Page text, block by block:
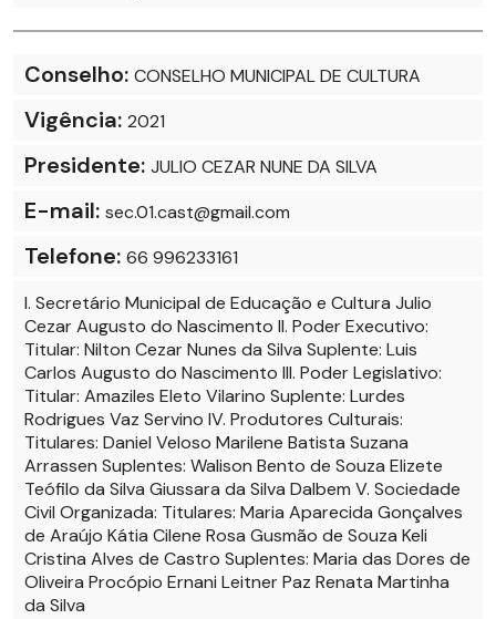
Conselho: CONSELHO MUNICIPAL DE CULTURA
Vigência: 2021
Presidente: JULIO CEZAR NUNE DA SILVA
E-mail: sec.01.cast@gmail.com
Telefone: 66 996233161
I. Secretário Municipal de Educação e Cultura Julio
Cezar Augusto do Nascimento II. Poder Executivo:
Titular: Nilton Cezar Nunes da Silva Suplente: Luis
Carlos Augusto do Nascimento III. Poder Legislativo:
Titular: Amaziles Eleto Vilarino Suplente: Lurdes
Rodrigues Vaz Servino IV. Produtores Culturais:
Titulares: Daniel Veloso Marilene Batista Suzana
Arrassen Suplentes: Walison Bento de Souza Elizete
Teófilo da Silva Giussara da Silva Dalbem V. Sociedade
Civil Organizada: Titulares: Maria Aparecida Gonçalves
de Araújo Kátia Cilene Rosa Gusmão de Souza Keli
Cristina Alves de Castro Suplentes: Maria das Dores de
Oliveira Procópio Ernani Leitner Paz Renata Martinha
da Silva